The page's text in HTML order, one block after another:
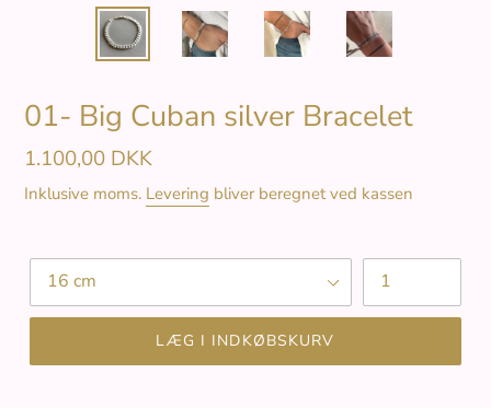
01- Big Cuban silver Bracelet
Normalpris
1.100,00 DKK
Inklusive moms. Levering bliver beregnet ved kassen
Længde Antal
LÆG I INDKØBSKURV